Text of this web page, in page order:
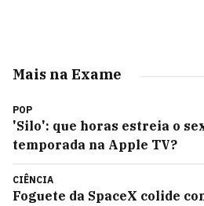
Mais na Exame
POP
'Silo': que horas estreia o
temporada na Apple TV?
CIÊNCIA
Foguete da SpaceX colide